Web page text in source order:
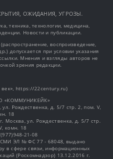
ОЖИДАНИЯ, УГРОЗЫ.
техника, технологии, медицина,
Новости и публикации.
воспроизведение,
допускается при условии указания
Мнения и взгляды авторов не
зрения редакции.
век», https://22century.ru)
«КОММУНИКЕЙК»
Рождественка, д. 5/7 стр. 2, пом. V,
18
Москва, ул. Рождественка, д. 5/7 стр.
комн. 18
21-08
СМИ ЭЛ № ФС 77 - 68048, выдано
в сфере связи, информационных
(Роскомнадзор) 13.12.2016 г.